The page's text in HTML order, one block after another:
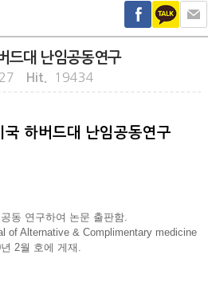
드대 난임공동연구
Hit. 19434
국 하버드대 난임공동연구
동 연구하여 논문 출판함.
of Alternative & Complimentary medicine
년 2월 호에 게재.